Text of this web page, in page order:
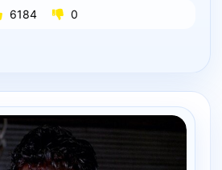
6184 0